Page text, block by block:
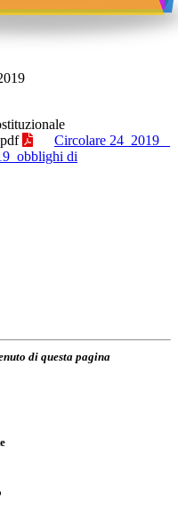
Circolare 24_2019 _
di
di questa pagina